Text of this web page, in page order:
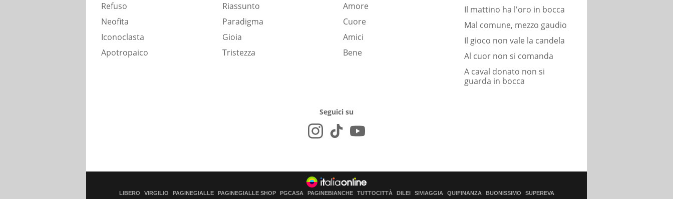
Refuso
Neofita
Iconoclasta
Apotropaico
Riassunto
Paradigma
Gioia
Tristezza
Amore
Cuore
Amici
Bene
Il mattino ha l'oro in bocca
Mal comune, mezzo gaudio
Il gioco non vale la candela
Al cuor non si comanda
A caval donato non si
guarda in bocca
Seguici su
LIBERO VIRGILIO PAGINEGIALLE PAGINEGIALLE SHOP PGCASA PAGINEBIANCHE TUTTOCITTÀ DILEI SIVIAGGIA QUIFINANZA BUONISSIMO SUPEREVA